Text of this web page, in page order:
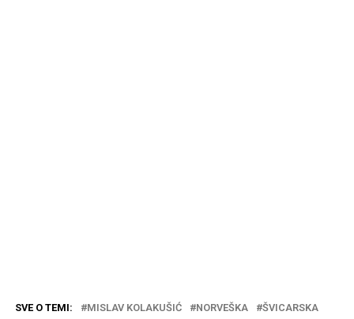
SVE O TEMI: MISLAV KOLAKUŠIĆ NORVEŠKA ŠVICARSKA